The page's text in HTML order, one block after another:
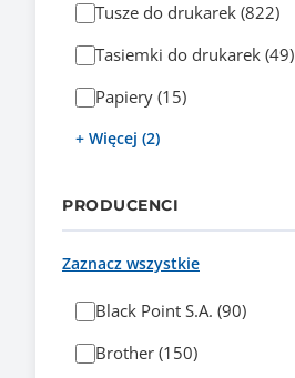
Tusze do drukarek (822)
Tasiemki do drukarek (49)
Papiery (15)
+ Więcej (2)
PRODUCENCI
Zaznacz wszystkie
Black Point S.A. (90)
Brother (150)